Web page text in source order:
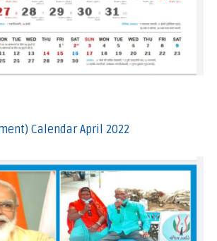
Calendar April 2022